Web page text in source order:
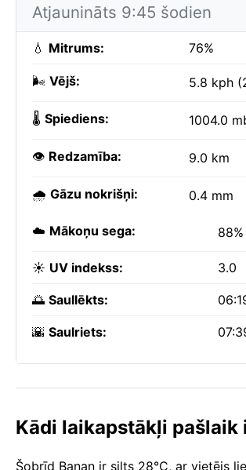
Atjaunināts 9:45 šodien
💧 Mitrums: 76%
🌬️ Vējš: 5.8 kph
🌡️ Spiediens: 1004.0
👁️ Redzamība: 9.0 km
🌧️ Gāzu nokrišņi: 0.4 mm
☁️ Mākoņu sega: 88%
☀️ UV indekss: 3.0
🌅 Saullēkts:
🌇 Saulriets:
Kādi laikapstākļi pašlaik
Šobrīd Banan ir silts 28°C, ar vietējs